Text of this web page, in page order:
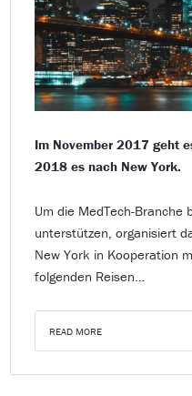
Im November 2017 geht
2018 es nach New York.
Um die MedTech-Branche
unterstützen, organisiert
New York in Kooperation
folgenden Reisen…
READ MORE